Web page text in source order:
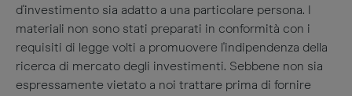
d'investimento sia adatto a una particolare persona. I
materiali non sono stati preparati in conformità con i
requisiti di legge volti a promuovere l'indipendenza della
ricerca di mercato degli investimenti. Sebbene non sia
espressamente vietato a noi trattare prima di fornire